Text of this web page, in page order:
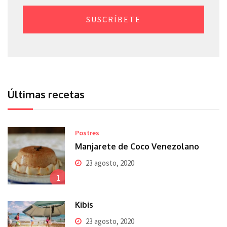
SUSCRÍBETE
Últimas recetas
1
Postres
Manjarete de Coco Venezolano
23 agosto, 2020
Kibis
23 agosto, 2020